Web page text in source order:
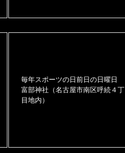
毎年スポーツの日前日の日曜日
富部神社（名古屋市南区呼続４丁
目地内）